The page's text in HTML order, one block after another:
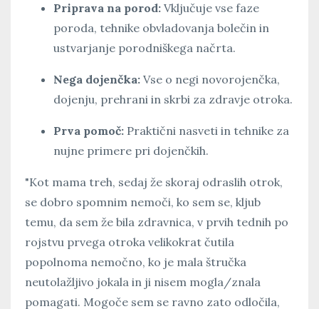
Priprava na porod: Vključuje vse faze
poroda, tehnike obvladovanja bolečin in
ustvarjanje porodniškega načrta.
Nega dojenčka: Vse o negi novorojenčka,
dojenju, prehrani in skrbi za zdravje otroka.
Prva pomoč: Praktični nasveti in tehnike za
nujne primere pri dojenčkih.
"Kot mama treh, sedaj že skoraj odraslih otrok,
se dobro spomnim nemoči, ko sem se, kljub
temu, da sem že bila zdravnica, v prvih tednih po
rojstvu prvega otroka velikokrat čutila
popolnoma nemočno, ko je mala štručka
neutolažljivo jokala in ji nisem mogla/znala
pomagati. Mogoče sem se ravno zato odločila,